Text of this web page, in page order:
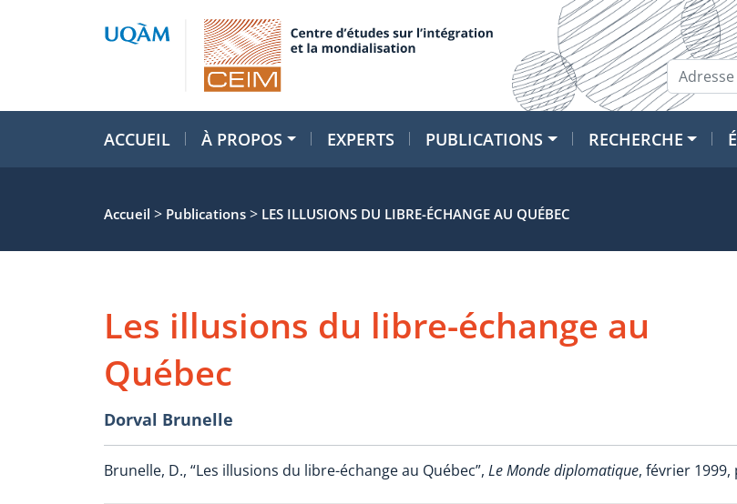
ACCUEIL À PROPOS EXPERTS PUBLICATIONS RECHERCHE
Accueil > Publications > LES ILLUSIONS DU LIBRE-ÉCHANGE AU QUÉBEC
Les illusions du libre-échange au
Québec
Dorval Brunelle
Brunelle, D., “Les illusions du libre-échange au Québec”, Le Monde diplomatique, février 1999,